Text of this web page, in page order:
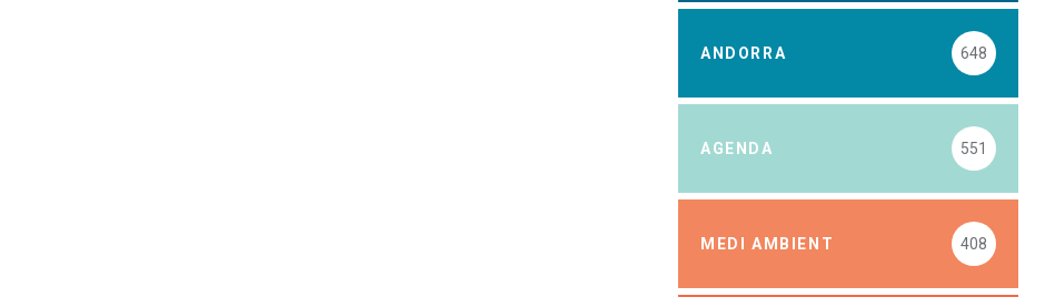
ANDORRA 648
AGENDA 551
MEDI AMBIENT 408